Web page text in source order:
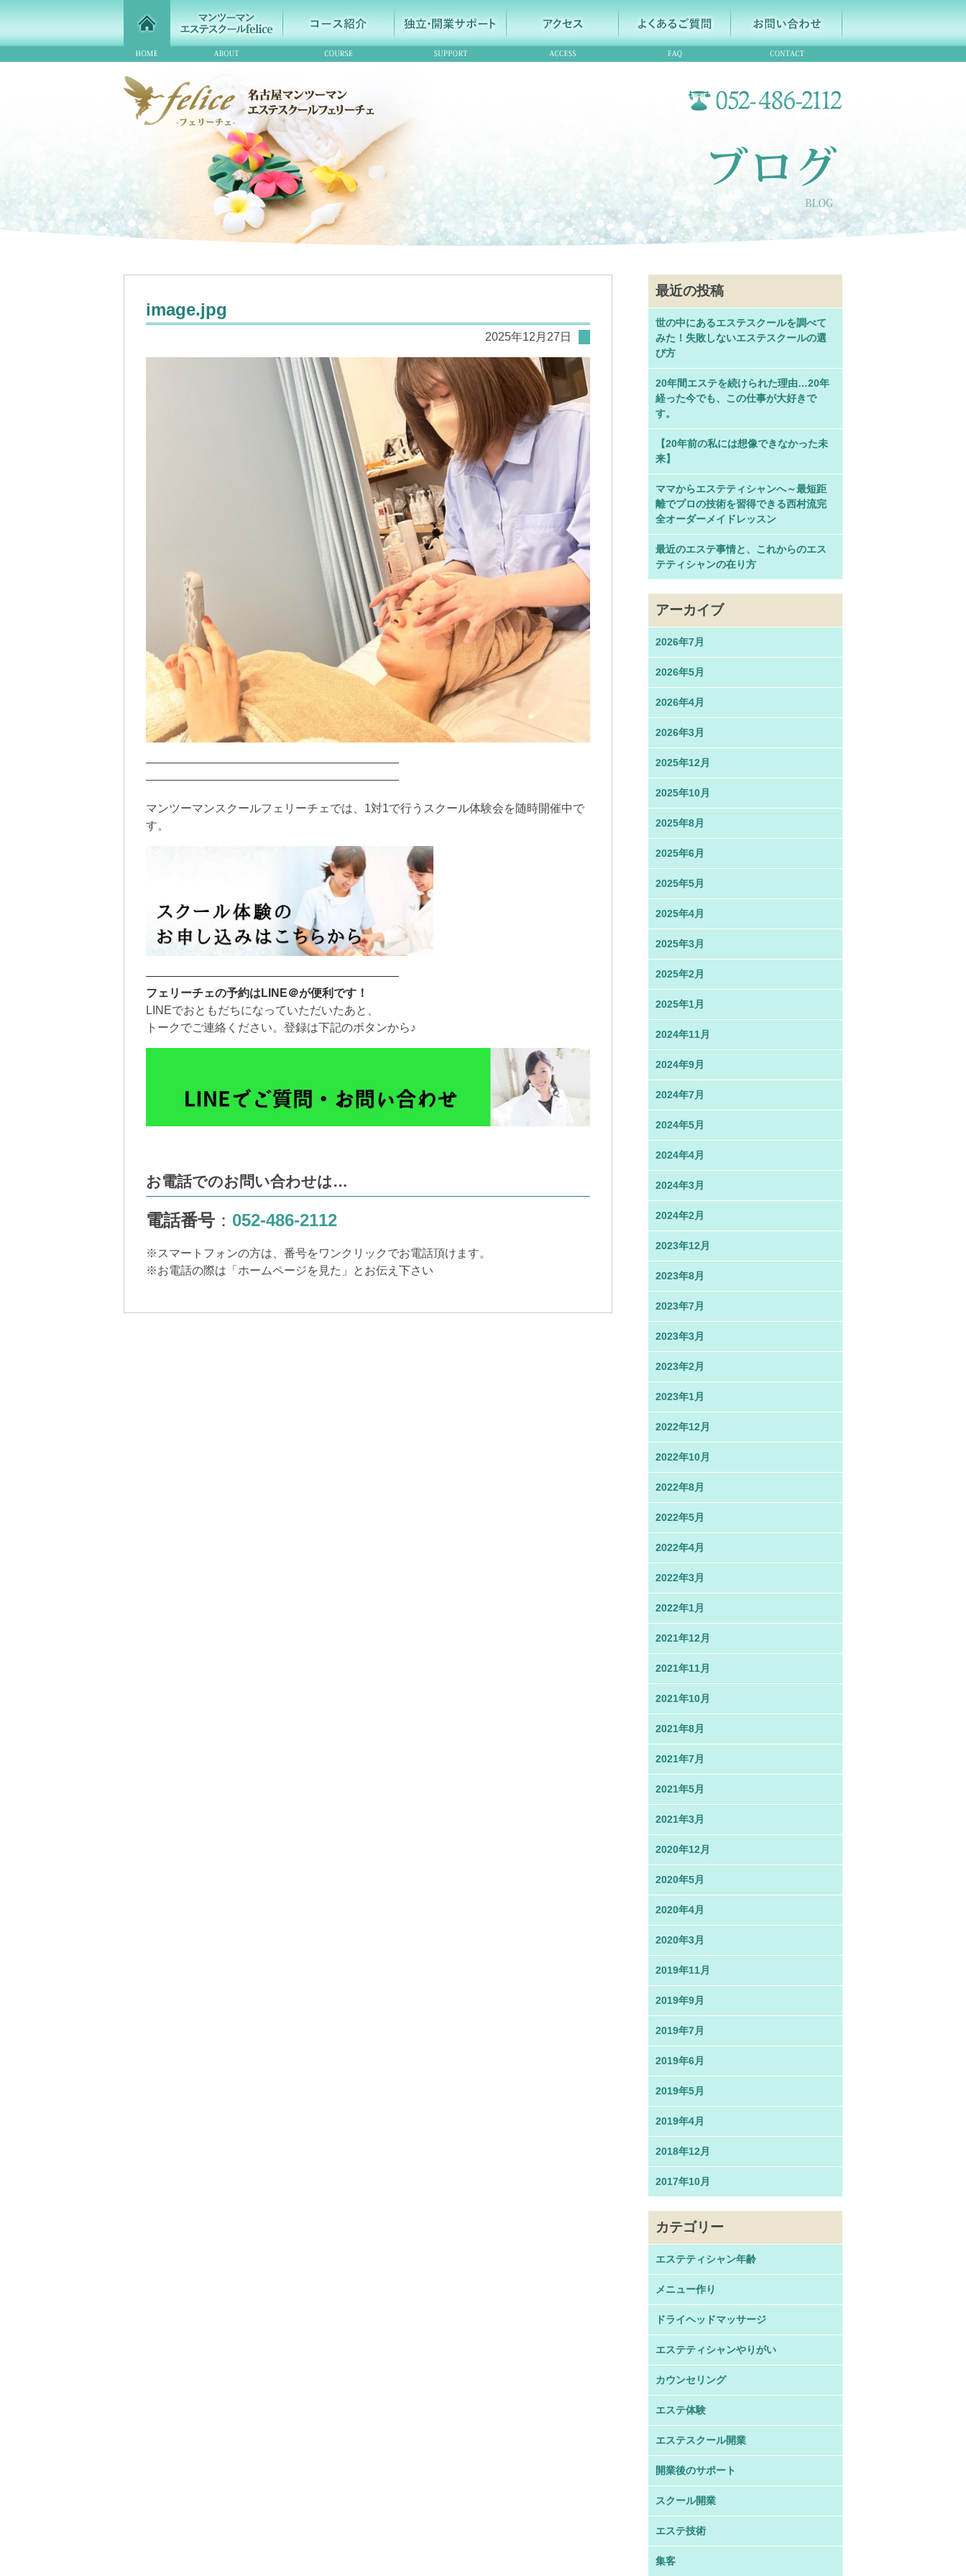
image.jpg
2025年12月27日
——————————————————————
——————————————————————
マンツーマンスクールフェリーチェでは、1対1で行うスクール体験会を随時開催中で
す。
——————————————————————
フェリーチェの予約はLINE＠が便利です！
LINEでおともだちになっていただいたあと、
トークでご連絡ください。登録は下記のボタンから♪
お電話でのお問い合わせは…
電話番号 ： 052-486-2112
※ スマートフォンの方は、番号をワンクリックでお電話頂けます。
※お電話の際は「ホームページを見た」とお伝え下さい
最近の投稿
世の中にあるエステスクールを調べて
みた！失敗しないエステスクールの選
び方
20年間エステを続けられた理由…20年
経った今でも、この仕事が大好きで
す。
【20年前の私には想像できなかった未
来】
ママからエステティシャンへ～最短距
離でプロの技術を習得できる西村流完
全オーダーメイドレッスン
最近のエステ事情と、これからのエス
テティシャンの在り方
アーカイブ
2026年7月
2026年5月
2026年4月
2026年3月
2025年12月
2025年10月
2025年8月
2025年6月
2025年5月
2025年4月
2025年3月
2025年2月
2025年1月
2024年11月
2024年9月
2024年7月
2024年5月
2024年4月
2024年3月
2024年2月
2023年12月
2023年8月
2023年7月
2023年3月
2023年2月
2023年1月
2022年12月
2022年10月
2022年8月
2022年5月
2022年4月
2022年3月
2022年1月
2021年12月
2021年11月
2021年10月
2021年8月
2021年7月
2021年5月
2021年3月
2020年12月
2020年5月
2020年4月
2020年3月
2019年11月
2019年9月
2019年7月
2019年6月
2019年5月
2019年4月
2018年12月
2017年10月
カテゴリー
エステティシャン年齢
メニュー作り
ドライヘッドマッサージ
エステティシャンやりがい
カウンセリング
エステ体験
エステスクール開業
開業後のサポート
スクール開業
エステ技術
集客